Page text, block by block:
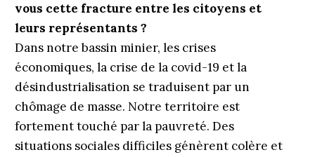
vous cette fracture entre les citoyens et
leurs représentants ?
Dans notre bassin minier, les crises
économiques, la crise de la covid-19 et la
désindustrialisation se traduisent par un
chômage de masse. Notre territoire est
fortement touché par la pauvreté. Des
situations sociales difficiles génèrent colère et